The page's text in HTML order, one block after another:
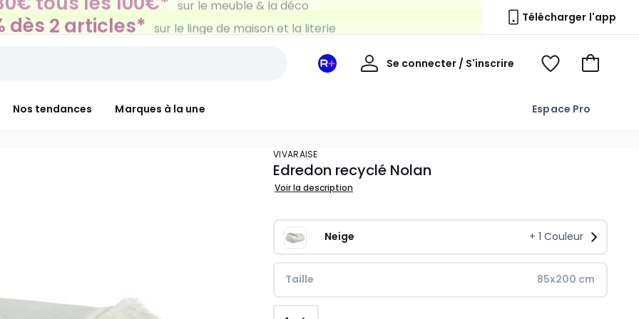
dès 2 articles* Télécharger l'app
Nos tendances Marques à la une Espace Pro
Mon
Se connecter / S'inscrire
Mon
Voir
Voir
VIVARAISE
Edredon recyclé Nolan
Voir la description
Neige + 1 Couleur
Taille 85x200 cm